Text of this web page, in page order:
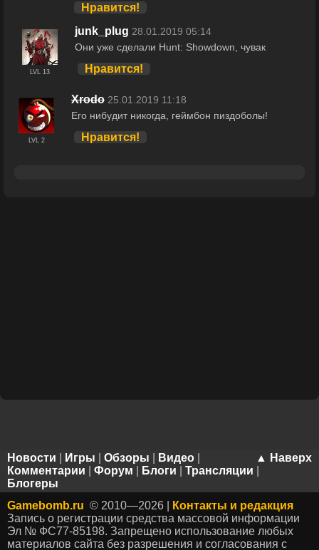
Нравится!
LVL 13
junk_plug 28.01.2019 05:14
Они уже сделали Hunt: Showdown, чувак
Нравится!
LVL 2
Xrodo 25.01.2019 11:18
Его нибудит никогда, геймбон пиздоболы!
Нравится!
▲ Наверх
Новости Игры Обзоры Видео
Комментарии
Форум Блоги Трансляции
Блогеры
Gamebomb.ru © 2010—2026 |
Контакты и редакция
Запись о регистрации средства массовой информации
Эл № ФС77-85198. Запрещено использование любых
материалов сайта без разрешения и согласования с